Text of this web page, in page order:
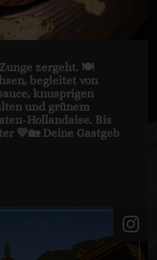
zergeht. 🍽️
begleitet von
knusprigen
und grünem
Hollandaise. Bis
💚🏡 Deine Gastgeb